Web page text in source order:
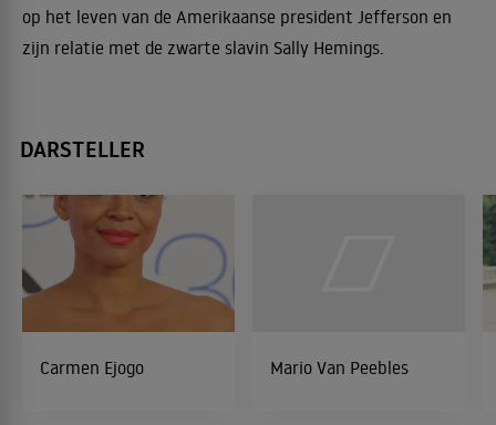
op het leven van de Amerikaanse president Jefferson en
zijn relatie met de zwarte slavin Sally Hemings.
DARSTELLER
Carmen Ejogo Mario Van Peebles